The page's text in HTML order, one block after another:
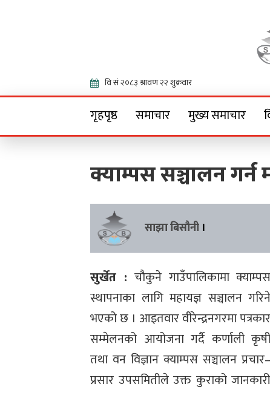
गृहपृष्ठ समाचार मुख्य समाचार
क्याम्पस सञ्चालन गर्न
साझा बिसौनी ।
सुर्खेत :चौकुने गाउँपालिकामा क्याम्पस
स्थापनाका लागि महायज्ञ सञ्चालन गरिने
भएको छ । आइतवार वीरेन्द्रनगरमा पत्रकार
सम्मेलनको आयोजना गर्दै कर्णाली कृषी
तथा वन विज्ञान क्याम्पस सञ्चालन प्रचार–
प्रसार उपसमितीले उक्त कुराको जानकारी